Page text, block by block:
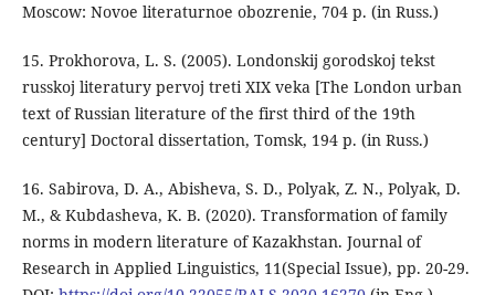
Moscow: Novoe literaturnoe obozrenie, 704 p. (in Russ.)
15. Prokhorova, L. S. (2005). Londonskij gorodskoj tekst
russkoj literatury pervoj treti XIX veka [The London urban
text of Russian literature of the first third of the 19th
century] Doctoral dissertation, Tomsk, 194 p. (in Russ.)
16. Sabirova, D. A., Abisheva, S. D., Polyak, Z. N., Polyak, D.
M., & Kubdasheva, K. B. (2020). Transformation of family
norms in modern literature of Kazakhstan. Journal of
Research in Applied Linguistics, 11(Special Issue), pp. 20-29.